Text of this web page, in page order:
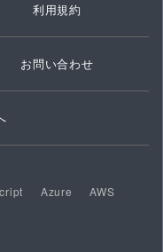
利用規約
お問い合わせ
Azure
AWS